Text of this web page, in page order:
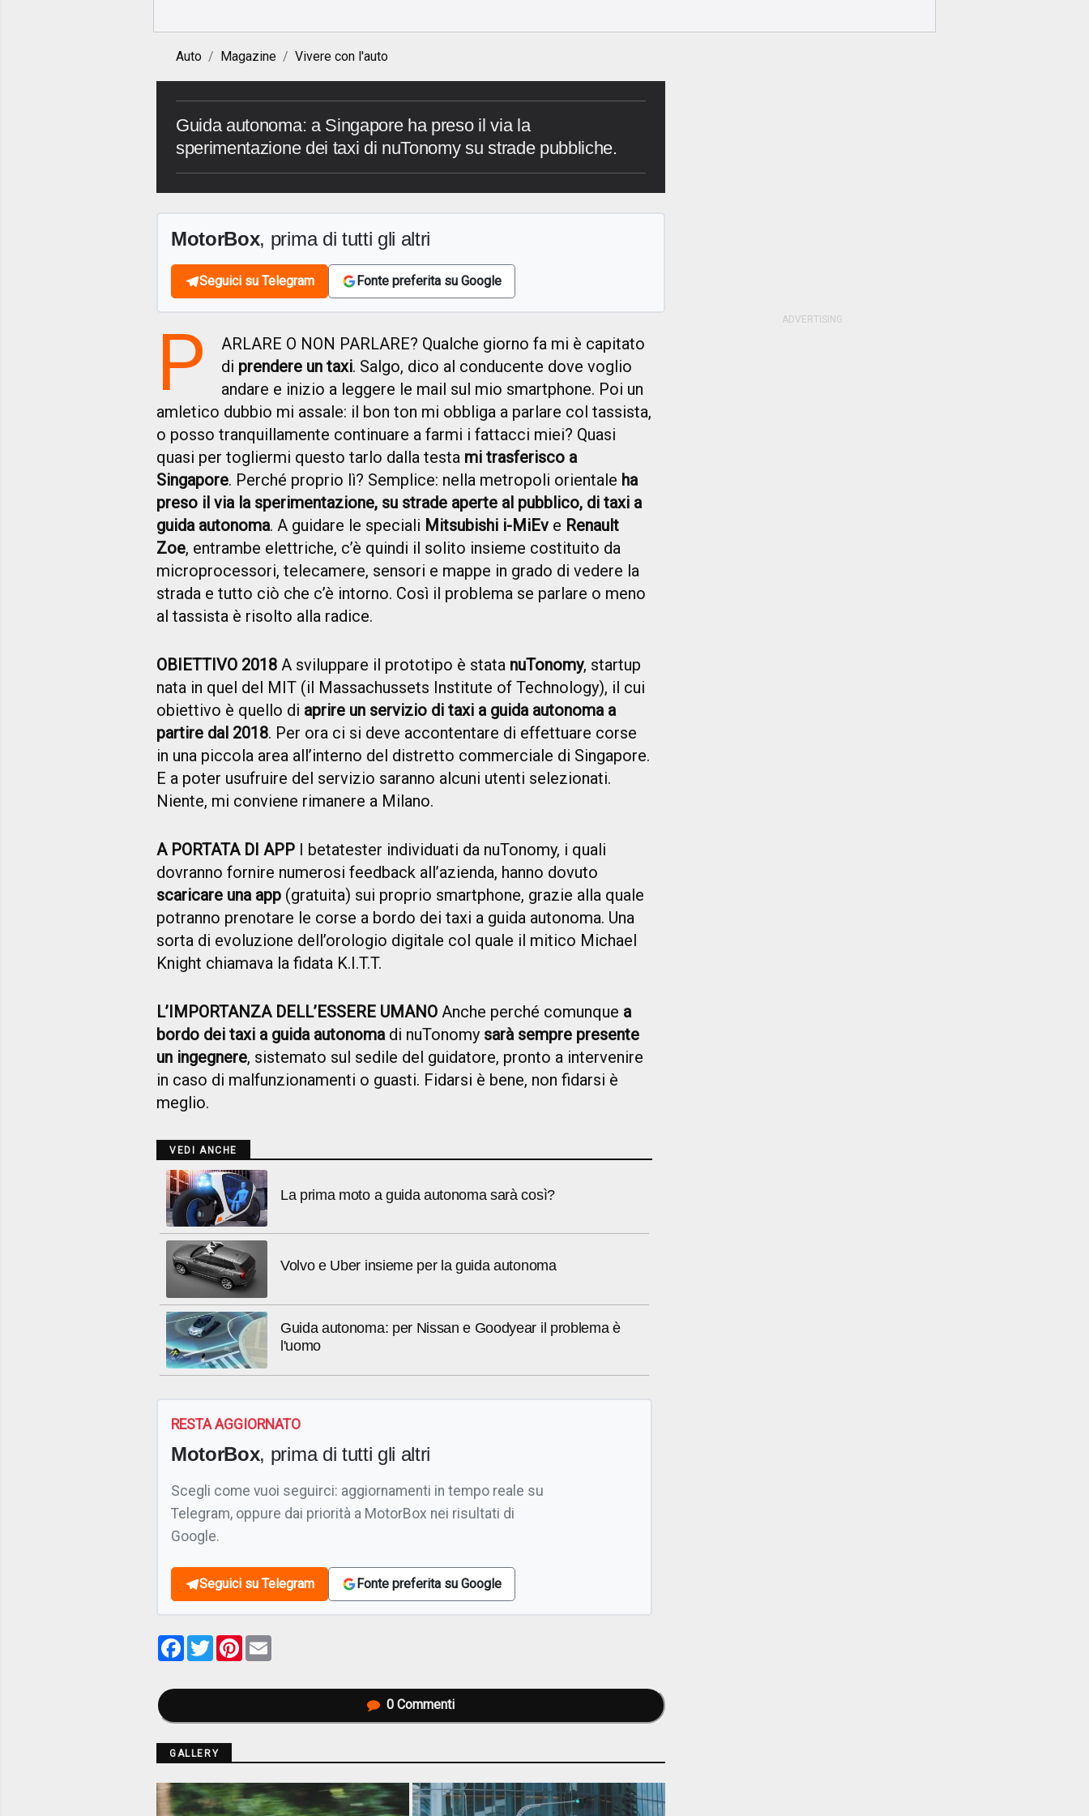
Auto Magazine Vivere con l'auto
Guida autonoma: a Singapore ha preso il via la
sperimentazione dei taxi di nuTonomy su strade pubbliche.
MotorBox, prima di tutti gli altri
Seguici su Telegram Fonte preferita su Google
P
ARLARE O NON PARLARE? Qualche giorno fa mi è capitato
di prendere un taxi. Salgo, dico al conducente dove voglio
andare e inizio a leggere le mail sul mio smartphone. Poi un
amletico dubbio mi assale: il bon ton mi obbliga a parlare col tassista,
o posso tranquillamente continuare a farmi i fattacci miei? Quasi
quasi per togliermi questo tarlo dalla testa mi trasferisco a
Singapore. Perché proprio lì? Semplice: nella metropoli orientale ha
preso il via la sperimentazione, su strade aperte al pubblico, di taxi a
guida autonoma. A guidare le speciali Mitsubishi i-MiEve Renault
Zoe, entrambe elettriche, c’è quindi il solito insieme costituito da
microprocessori, telecamere, sensori e mappe in grado di vedere la
strada e tutto ciò che c’è intorno. Così il problema se parlare o meno
al tassista è risolto alla radice.
OBIETTIVO 2018 A sviluppare il prototipo è stata nuTonomy, startup
nata in quel del MIT (il Massachussets Institute of Technology), il cui
obiettivo è quello di aprire un servizio di taxi a guida autonoma a
partire dal 2018. Per ora ci si deve accontentare di effettuare corse
in una piccola area all’interno del distretto commerciale di Singapore.
E a poter usufruire del servizio saranno alcuni utenti selezionati.
Niente, mi conviene rimanere a Milano.
A PORTATA DI APP I betatester individuati da nuTonomy, i quali
dovranno fornire numerosi feedback all’azienda, hanno dovuto
scaricare una app (gratuita) sui proprio smartphone, grazie alla quale
potranno prenotare le corse a bordo dei taxi a guida autonoma. Una
sorta di evoluzione dell’orologio digitale col quale il mitico Michael
Knight chiamava la fidata K.I.T.T.
L’IMPORTANZA DELL’ESSERE UMANO Anche perché comunque a
bordo dei taxi a guida autonomadi nuTonomy sarà sempre presente
un ingegnere, sistemato sul sedile del guidatore, pronto a intervenire
in caso di malfunzionamenti o guasti. Fidarsi è bene, non fidarsi è
meglio.
VEDI ANCHE
La prima moto a guida autonoma sarà così?
Volvo e Uber insieme per la guida autonoma
Guida autonoma: per Nissan e Goodyear il problema è
l'uomo
RESTA AGGIORNATO
MotorBox, prima di tutti gli altri
Scegli come vuoi seguirci: aggiornamenti in tempo reale su
Telegram, oppure dai priorità a MotorBox nei risultati di
Google.
Seguici su Telegram Fonte preferita su Google
Facebook
TwitterPinterest
0 Commenti
GALLERY